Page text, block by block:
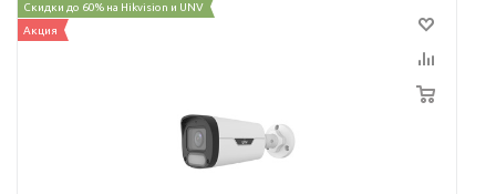
Скидки до 60% на Hikvision и UNV
Акция